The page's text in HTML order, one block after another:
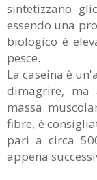
sintetizzano
essendo una
biologico è
pesce.
La caseina è
dimagrire, ma
massa
fibre, è
pari a circa
appena